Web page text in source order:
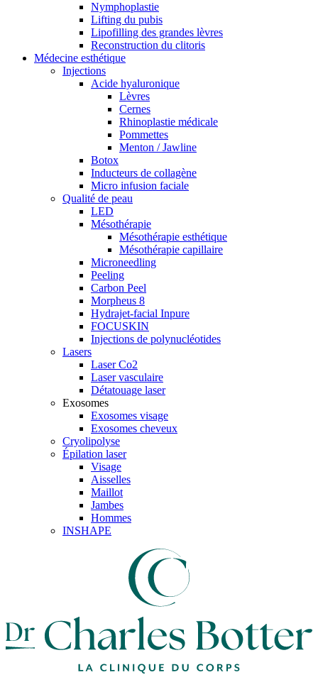
Nymphoplastie
Lifting du pubis
Lipofilling des grandes lèvres
Reconstruction du clitoris
Médecine esthétique
Injections
Acide hyaluronique
Lèvres
Cernes
Rhinoplastie médicale
Pommettes
Menton / Jawline
Botox
Inducteurs de collagène
Micro infusion faciale
Qualité de peau
LED
Mésothérapie
Mésothérapie esthétique
Mésothérapie capillaire
Microneedling
Peeling
Carbon Peel
Morpheus 8
Hydrajet-facial Inpure
FOCUSKIN
Injections de polynucléotides
Lasers
Laser Co2
Laser vasculaire
Détatouage laser
Exosomes
Exosomes visage
Exosomes cheveux
Cryolipolyse
Épilation laser
Visage
Aisselles
Maillot
Jambes
Hommes
INSHAPE